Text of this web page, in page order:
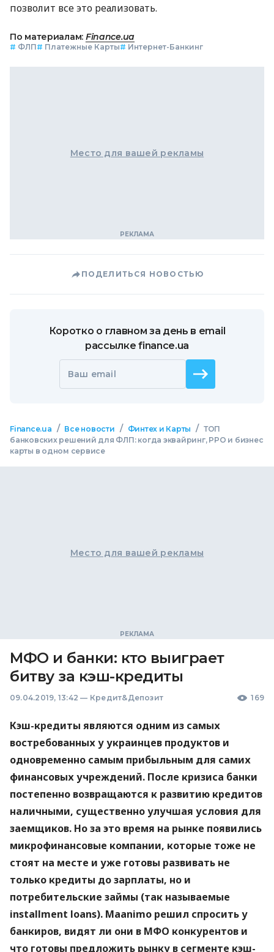
позволит все это реализовать.
По материалам: Finance.ua
# ФЛП# Платежные Карты# Интернет-Банкинг
Место для вашей рекламы
ПОДЕЛИТЬСЯ НОВОСТЬЮ
Коротко о главном за день в email
рассылке finance.ua
Ваш email
Finance.ua / Все новости / Финтех и Карты / ТОП
банковских решений для ФЛП: когда эквайринг, РРО и бизнес
карты в одном сервисе
Место для вашей рекламы
МФО и банки: кто выиграет
битву за кэш-кредиты
09.04.2019, 13:42 — Кредит&Депозит 169
Кэш-кредиты являются одним из самых
востребованных у украинцев продуктов и
одновременно самым прибыльным для самих
финансовых учреждений. После кризиса банки
постепенно возвращаются к развитию кредитов
наличными, существенно улучшая условия для
заемщиков. Но за это время на рынке появились
микрофинансовые компании, которые тоже не
стоят на месте и уже готовы развивать не
только кредиты до зарплаты, но и
потребительские займы (так называемые
installment loans). Maanimo решил спросить у
банкиров, видят ли они в МФО конкурентов и
что готовы предложить рынку в сегменте кэш-